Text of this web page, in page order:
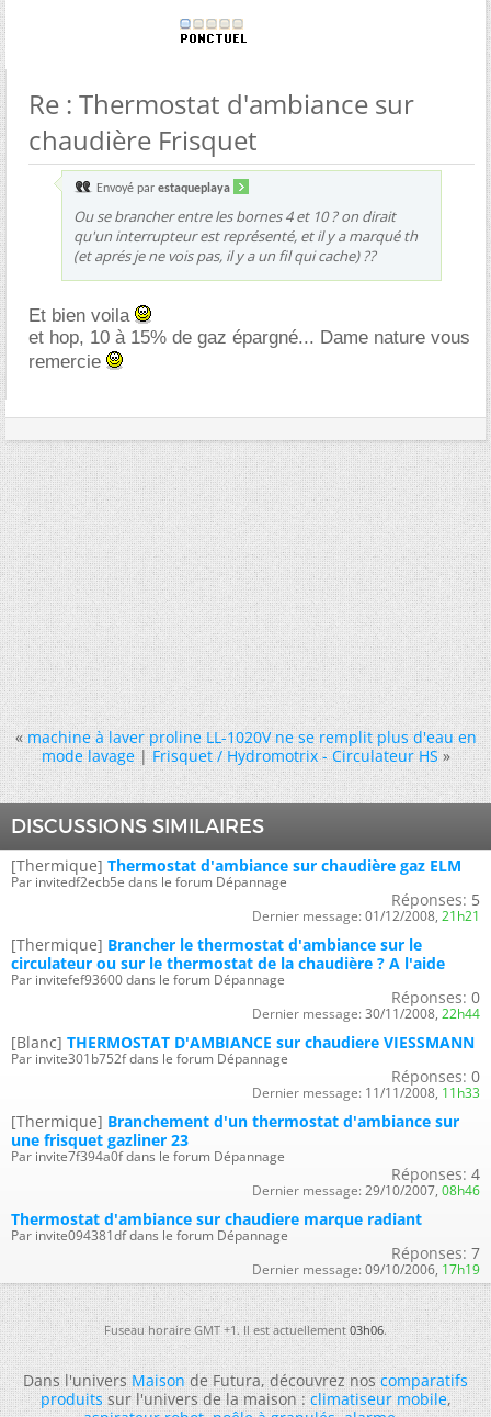
Re : Thermostat d'ambiance sur
chaudière Frisquet
Envoyé par estaqueplaya
Ou se brancher entre les bornes 4 et 10 ? on dirait
qu'un interrupteur est représenté, et il y a marqué th
(et aprés je ne vois pas, il y a un fil qui cache) ??
Et bien voila
et hop, 10 à 15% de gaz épargné... Dame nature vous
remercie
« machine à laver proline LL-1020V ne se remplit plus d'eau en
mode lavage|Frisquet / Hydromotrix - Circulateur HS »
DISCUSSIONS SIMILAIRES
[Thermique] Thermostat d'ambiance sur chaudière gaz ELM
Par invitedf2ecb5e dans le forum Dépannage
Réponses: 5
Dernier message: 01/12/2008, 21h21
[Thermique] Brancher le thermostat d'ambiance sur le
circulateur ou sur le thermostat de la chaudière ? A l'aide
Par invitefef93600 dans le forum Dépannage
Réponses: 0
Dernier message: 30/11/2008, 22h44
[Blanc] THERMOSTAT D'AMBIANCE sur chaudiere VIESSMANN
Par invite301b752f dans le forum Dépannage
Réponses: 0
Dernier message: 11/11/2008, 11h33
[Thermique] Branchement d'un thermostat d'ambiance sur
une frisquet gazliner 23
Par invite7f394a0f dans le forum Dépannage
Réponses: 4
Dernier message: 29/10/2007, 08h46
Thermostat d'ambiance sur chaudiere marque radiant
Par invite094381df dans le forum Dépannage
Réponses: 7
Dernier message: 09/10/2006, 17h19
Fuseau horaire GMT +1. Il est actuellement03h06.
Dans l'universMaisonde Futura, découvrez noscomparatifs
produitssur l'univers de la maison :climatiseur mobile,